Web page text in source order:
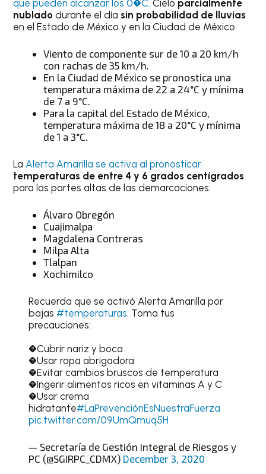
que pueden alcanzar los 0�C.Cielo parcialmente
nubladodurante el día sin probabilidad de lluvias
en el Estado de México y en la Ciudad de México.
Viento de componente sur de 10 a 20 km/h
con rachas de 35 km/h.
En la Ciudad de México se pronostica una
temperatura máxima de 22 a 24°C y mínima
de 7 a 9°C.
Para la capital del Estado de México,
temperatura máxima de 18 a 20°C y mínima
de 1 a 3°C.
La Alerta Amarilla se activa al pronosticar
temperaturas de entre 4 y 6 grados centígrados
para las partes altas de las demarcaciones:
Álvaro Obregón
Cuajimalpa
Magdalena Contreras
Milpa Alta
Tlalpan
Xochimilco
Recuerda que se activó Alerta Amarilla por
bajas #temperaturas. Toma tus
precauciones:
�Cubrir nariz y boca
�Usar ropa abrigadora
�Evitar cambios bruscos de temperatura
�Ingerir alimentos ricos en vitaminas A y C
�Usar crema
hidratante#LaPrevenciónEsNuestraFuerza
pic.twitter.com/09UmQmuq5H
— Secretaría de Gestión Integral de Riesgos y
PC (@SGIRPC_CDMX) December 3, 2020